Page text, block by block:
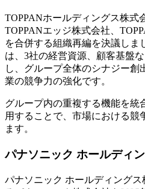
TOPPANホールディングス株式
TOPPANエッジ株式会社、
を合併する組織再編を決議しま
は、3社の経営資源、顧客基盤
し、グループ全体のシナジー
業の競争力の強化です。
グループ内の重複する機能を統
用することで、市場における競
ます。
パナソニック ホールディ
パナソニック ホールディング